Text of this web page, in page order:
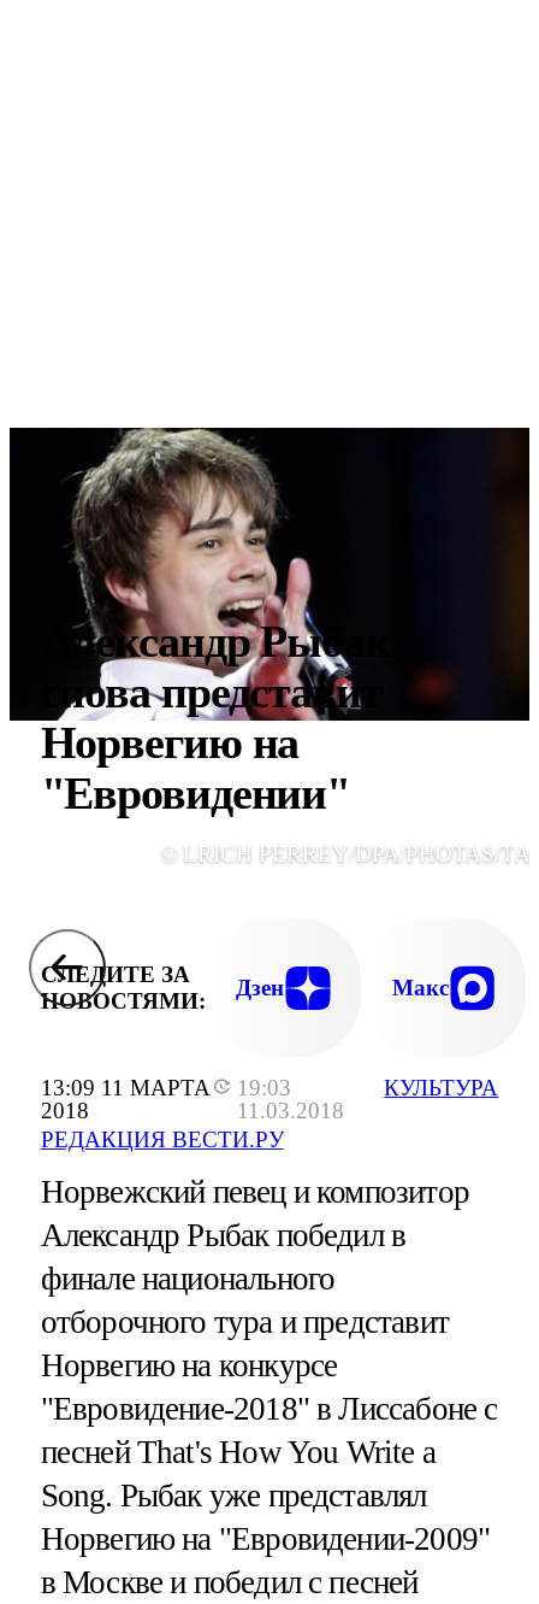
13:09 11 МАРТА
2018
19:03
11.03.2018
РЕДАКЦИЯ ВЕСТИ.РУ
КУЛЬТУРА
Александр Рыбак
снова представит
Норвегию на
"Евровидении"
© LRICH PERREY/DPA/PHOTAS/
СЛЕДИТЕ ЗА
НОВОСТЯМИ:
Дзен Макс
Норвежский певец и композитор
Александр Рыбак победил в
финале национального
отборочного тура и представит
Норвегию на конкурсе
"Евровидение-2018" в Лиссабоне с
песней That's How You Write a
Song. Рыбак уже представлял
Норвегию на "Евровидении-2009"
в Москве и победил с песней